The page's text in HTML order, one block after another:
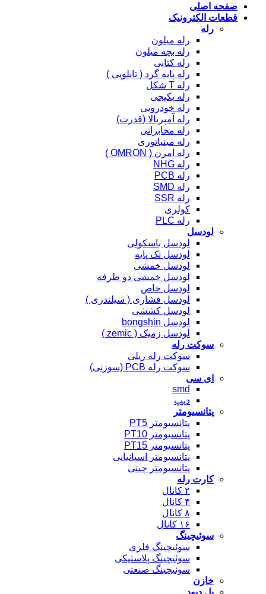
صفحه اصلی
قطعات الکترونیک
رله
رله میلون
رله بچه میلون
رله کتابی
رله پایه گرد ( تابلویی )
رله T شکل
رله پکیجی
رله خودرویی
رله آمپربالا (قدرت)
رله مخابراتی
رله مینیاتوری
رله امرن ( OMRON )
رله NHG
رله PCB
رله SMD
رله SSR
کولری
رله PLC
لودسل
لودسل باسکولی
لودسل تک پایه
لودسل خمشی
لودسل خمشی دو طرفه
لودسل خاص
لودسل فشاری ( سیلندری )
لودسل کششی
لودسل bongshin
لودسل زمیک ( zemic )
سوکت رله
سوکت رله ریلی
سوکت رله PCB (سوزنی)
ای سی
smd
دیپ
پتانسیومتر
پتانسیومتر PT5
پتانسیومتر PT10
پتانسیومتر PT15
پتانسیومتر اسپانیایی
پتانسیومتر چینی
کارت رله
۲ کانال
۴ کانال
۸ کانال
۱۶ کانال
سوئیچینگ
سوئیچینگ فلزی
سوئیچینگ پلاستیکی
سوئیچینگ صنعتی
خازن
پل دیود